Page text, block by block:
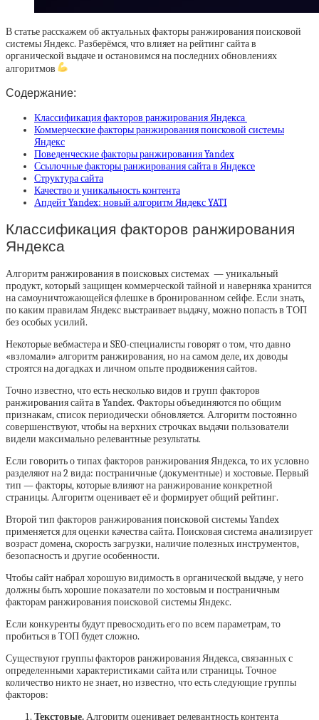
В статье расскажем об актуальных факторы ранжирования поисковой
системы Яндекс. Разберёмся, что влияет на рейтинг сайта в
органической выдаче и остановимся на последних обновлениях
алгоритмов
Содержание:
Классификация факторов ранжирования Яндекса
Коммерческие факторы ранжирования поисковой системы
Яндекс
Поведенческие факторы ранжирования Yandex
Ссылочные факторы ранжирования сайта в Яндексе
Структура сайта
Качество и уникальность контента
Апдейт Yandex: новый алгоритм Яндекс YATI
Классификация факторов ранжирования
Яндекса
Алгоритм ранжирования в поисковых системах — уникальный
продукт, который защищен коммерческой тайной и наверняка хранится
на самоуничтожающейся флешке в бронированном сейфе. Если знать,
по каким правилам Яндекс выстраивает выдачу, можно попасть в ТОП
без особых усилий.
Некоторые вебмастера и SEO-специалисты говорят о том, что давно
«взломали» алгоритм ранжирования, но на самом деле, их доводы
строятся на догадках и личном опыте продвижения сайтов.
Точно известно, что есть несколько видов и групп факторов
ранжирования сайта в Yandex. Факторы объединяются по общим
признакам, список периодически обновляется. Алгоритм постоянно
совершенствуют, чтобы на верхних строчках выдачи пользователи
видели максимально релевантные результаты.
Если говорить о типах факторов ранжирования Яндекса, то их условно
разделяют на 2 вида: постраничные (документные) и хостовые. Первый
тип — факторы, которые влияют на ранжирование конкретной
страницы. Алгоритм оценивает её и формирует общий рейтинг.
Второй тип факторов ранжирования поисковой системы Yandex
применяется для оценки качества сайта. Поисковая система анализирует
возраст домена, скорость загрузки, наличие полезных инструментов,
безопасность и другие особенности.
Чтобы сайт набрал хорошую видимость в органической выдаче, у него
должны быть хорошие показатели по хостовым и постраничным
факторам ранжирования поисковой системы Яндекс.
Если конкуренты будут превосходить его по всем параметрам, то
пробиться в ТОП будет сложно.
Существуют группы факторов ранжирования Яндекса, связанных с
определенными характеристиками сайта или страницы. Точное
количество никто не знает, но известно, что есть следующие группы
факторов:
Текстовые.Алгоритм оценивает релевантность контента